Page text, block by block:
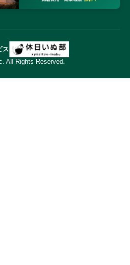
ス
All Rights Reserved.